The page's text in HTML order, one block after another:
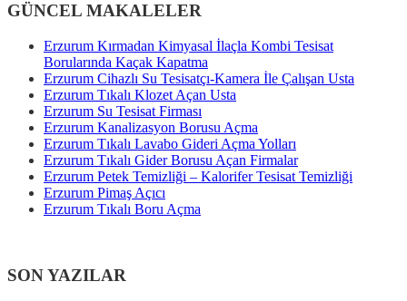
GÜNCEL MAKALELER
Erzurum Kırmadan Kimyasal İlaçla Kombi Tesisat
Borularında Kaçak Kapatma
Erzurum Cihazlı Su Tesisatçı-Kamera İle Çalışan Usta
Erzurum Tıkalı Klozet Açan Usta
Erzurum Su Tesisat Firması
Erzurum Kanalizasyon Borusu Açma
Erzurum Tıkalı Lavabo Gideri Açma Yolları
Erzurum Tıkalı Gider Borusu Açan Firmalar
Erzurum Petek Temizliği – Kalorifer Tesisat Temizliği
Erzurum Pimaş Açıcı
Erzurum Tıkalı Boru Açma
SON YAZILAR